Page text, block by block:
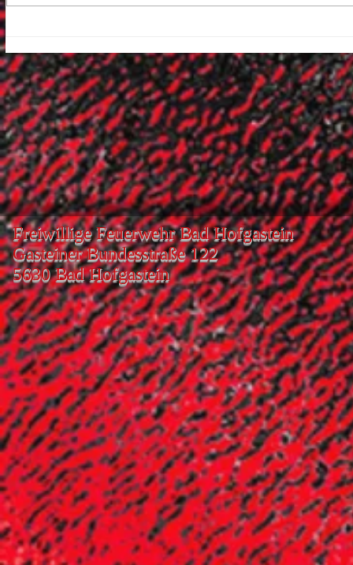
Freiwillige Feuerwehr Bad Hofgastein
Gasteiner Bundesstraße 122
5630 Bad Hofgastein